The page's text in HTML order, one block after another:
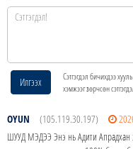
Илгээх
Сэтгэгдэл бичихдээ
хэмжээг зөрчсөн
OYUN (105.119.30.197)
ШУУД МЭДЭЭ Энэ нь Адити